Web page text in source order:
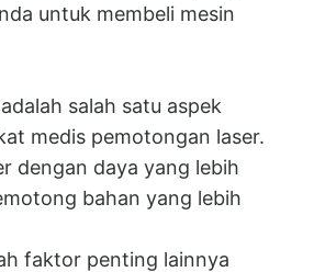
untuk membeli mesin
salah satu aspek
medis pemotongan laser.
dengan daya yang lebih
bahan yang lebih
faktor penting lainnya